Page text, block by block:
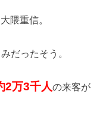
隈重信。
だったそう。
2万3千人の来客が